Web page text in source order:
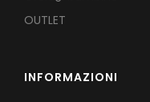
OUTLET
INFORMAZIONI